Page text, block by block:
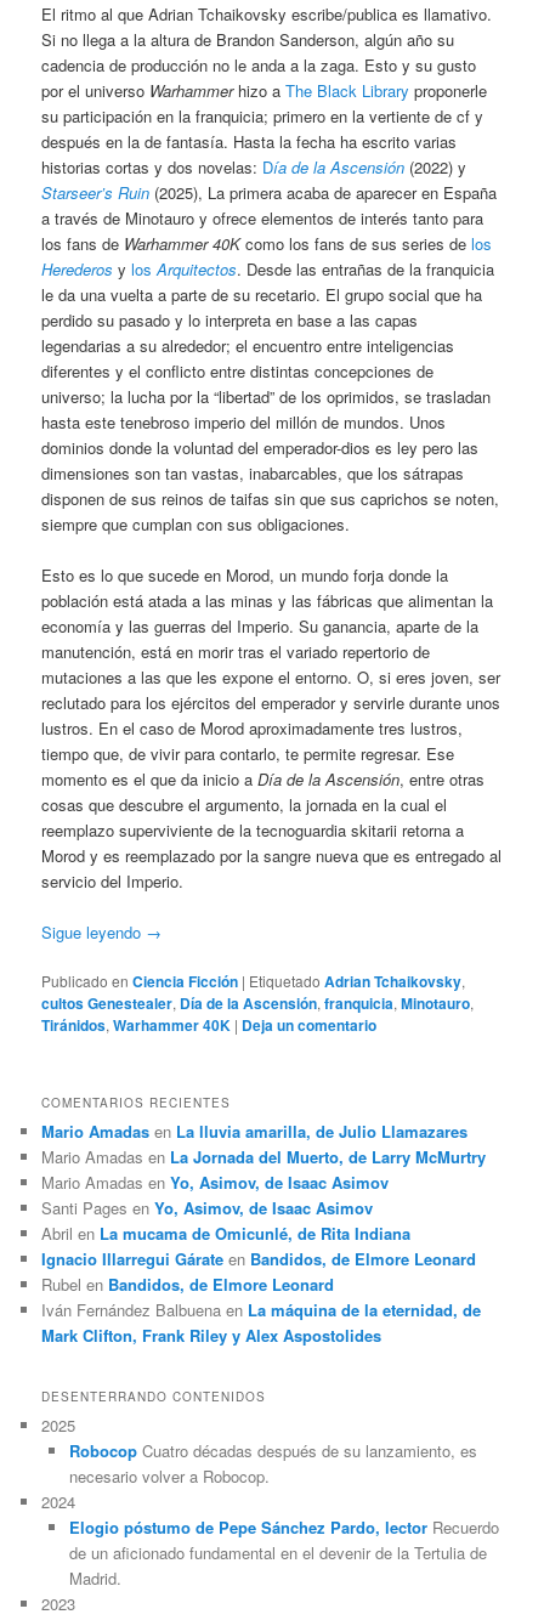
El ritmo al que Adrian Tchaikovsky escribe/publica es llamativo.
Si no llega a la altura de Brandon Sanderson, algún año su
cadencia de producción no le anda a la zaga. Esto y su gusto
por el universo Warhammerhizo aThe Black Library proponerle
su participación en la franquicia; primero en la vertiente de cf y
después en la de fantasía. Hasta la fecha ha escrito varias
historias cortas y dos novelas: Día de la Ascensión (2022) y
Starseer’s Ruin (2025), La primera acaba de aparecer en España
a través de Minotauro y ofrece elementos de interés tanto para
los fans de Warhammer 40Kcomo los fans de sus series delos
Herederos ylosArquitectos. Desde las entrañas de la franquicia
le da una vuelta a parte de su recetario. El grupo social que ha
perdido su pasado y lo interpreta en base a las capas
legendarias a su alrededor; el encuentro entre inteligencias
diferentes y el conflicto entre distintas concepciones de
universo; la lucha por la “libertad” de los oprimidos, se trasladan
hasta este tenebroso imperio del millón de mundos. Unos
dominios donde la voluntad del emperador-dios es ley pero las
dimensiones son tan vastas, inabarcables, que los sátrapas
disponen de sus reinos de taifas sin que sus caprichos se noten,
siempre que cumplan con sus obligaciones.
Esto es lo que sucede en Morod, un mundo forja donde la
población está atada a las minas y las fábricas que alimentan la
economía y las guerras del Imperio. Su ganancia, aparte de la
manutención, está en morir tras el variado repertorio de
mutaciones a las que les expone el entorno. O, si eres joven, ser
reclutado para los ejércitos del emperador y servirle durante unos
lustros. En el caso de Morod aproximadamente tres lustros,
tiempo que, de vivir para contarlo, te permite regresar. Ese
momento es el que da inicio aDía de la Ascensión, entre otras
cosas que descubre el argumento, la jornada en la cual el
reemplazo superviviente de la tecnoguardia skitarii retorna a
Morod y es reemplazado por la sangre nueva que es entregado al
servicio del Imperio.
Sigue leyendo →
Publicado en Ciencia Ficción | Etiquetado Adrian Tchaikovsky,
cultos Genestealer, Día de la Ascensión,franquicia,Minotauro,
Tiránidos,Warhammer 40K | Deja un comentario
COMENTARIOS RECIENTES
Mario Amadas en La lluvia amarilla, de Julio Llamazares
Mario Amadas en La Jornada del Muerto, de Larry McMurtry
Mario Amadas enYo, Asimov, de Isaac Asimov
Santi Pages enYo, Asimov, de Isaac Asimov
Abril en La mucama de Omicunlé, de Rita Indiana
Ignacio Illarregui Gárate en Bandidos, de Elmore Leonard
Rubel en Bandidos, de Elmore Leonard
Iván Fernández Balbuena en La máquina de la eternidad, de
Mark Clifton, Frank Riley y Alex Aspostolides
DESENTERRANDO CONTENIDOS
2025
RobocopCuatro décadas después de su lanzamiento, es
necesario volver a Robocop.
2024
Elogio póstumo de Pepe Sánchez Pardo, lectorRecuerdo
de un aficionado fundamental en el devenir de la Tertulia de
Madrid.
2023